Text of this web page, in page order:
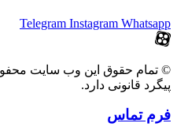
Telegram Instagram Whatsapp
© تمام حقوق این وب سایت
پیگرد قانونی دارد.
فرم تماس